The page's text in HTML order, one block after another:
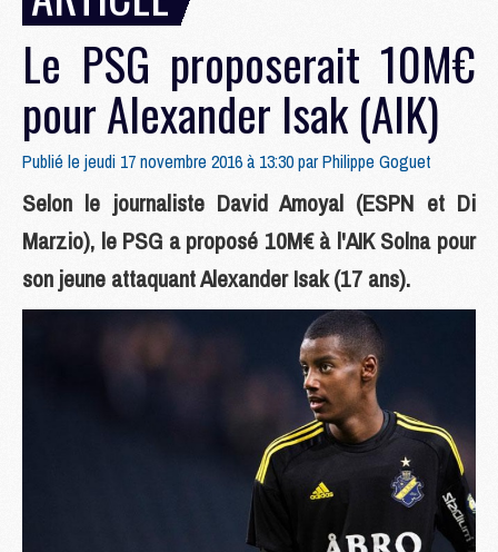
Le PSG proposerait 10M€
pour Alexander Isak (AIK)
Publié le jeudi 17 novembre 2016 à 13:30 parPhilippe Goguet
Selon le journaliste David Amoyal (ESPN et Di
Marzio), le PSG a proposé 10M€ à l'AIK Solna pour
son jeune attaquant Alexander Isak (17 ans).